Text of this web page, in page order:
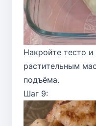
Накройте тесто и
растительным
подъёма.
Шаг 9: